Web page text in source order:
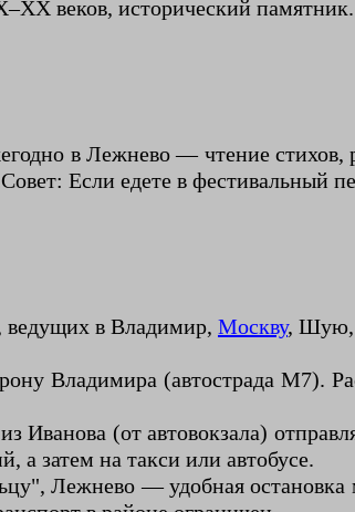
веков, исторический памятник.
в Лежнево — чтение стихов,
Если едете в фестивальный
ведущих в Владимир, Москву, Шую,
Владимира (автострада М7).
Иванова (от автовокзала)
а затем на такси или автобусе.
Лежнево — удобная